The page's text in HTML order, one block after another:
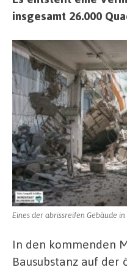
insgesamt 26.000
Eines der abrissreifen Gebäude
In den kommenden
Bausubstanz auf